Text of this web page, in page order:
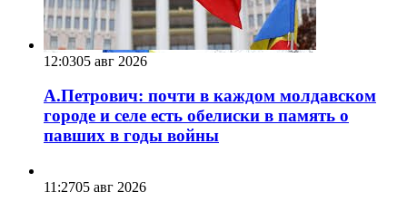
12:0305 авг 2026
А.Петрович: почти в каждом молдавском
городе и селе есть обелиски в память о
павших в годы войны
11:2705 авг 2026